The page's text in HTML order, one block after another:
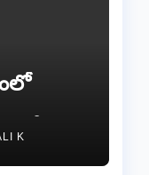
పాటు
K